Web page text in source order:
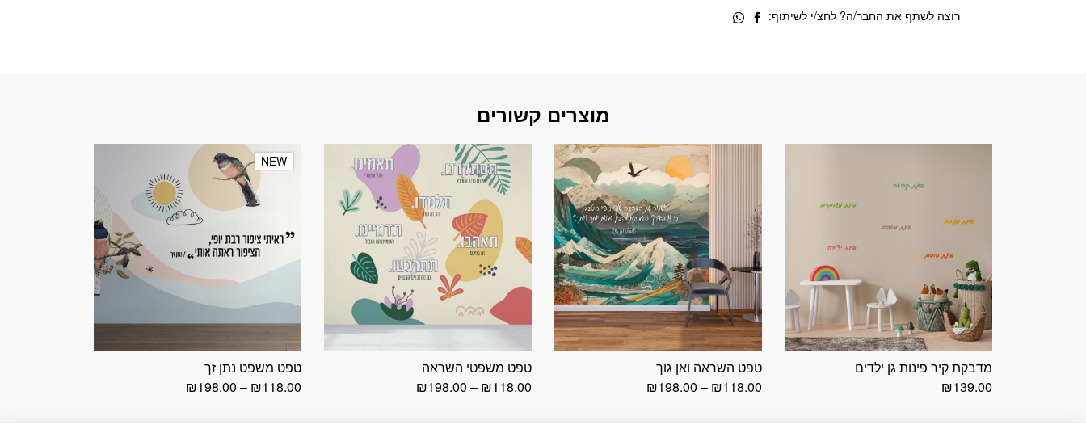
רוצה לשתף את החבר/ה? לחצ/י לשיתוף:
מוצרים קשורים
מדבקת קיר פינות גן ילדים
₪139.00
טפט השראה ואן גוך
₪118.00
–
₪198.00
טפט משפטי השראה
₪118.00
–
₪198.00
NEW
NEW
טפט משפט נתן זך
₪118.00
–
₪198.00